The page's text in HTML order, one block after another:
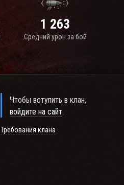
1 263
Средний урон за бой
Чтобы вступить в клан,
войдите на сайт.
Требования клана